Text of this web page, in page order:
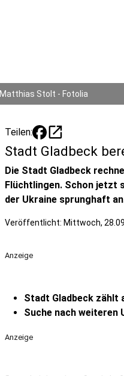
Matthias Stolt - Fotolia
Teilen: open_in_new
Stadt Gladbeck
Die Stadt Gladbeck
Flüchtlingen. Schon jetzt
der Ukraine sprunghaft
Veröffentlicht: Mittwoch,
Anzeige
Stadt Gladbeck zählt
Suche nach
Anzeige